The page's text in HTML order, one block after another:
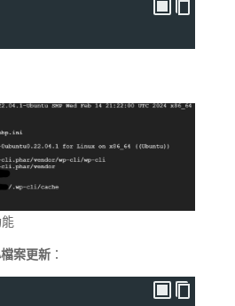
案更新：